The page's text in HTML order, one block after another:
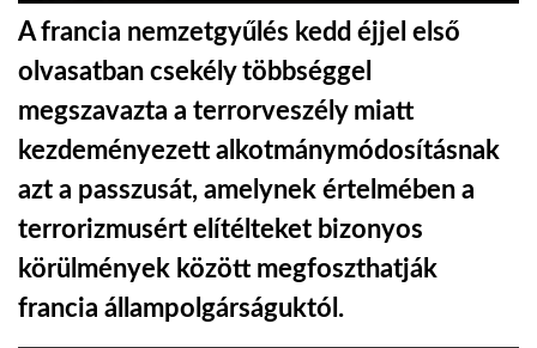
LINKTR.EE
GLOBOZSARU
DOBRAVERO.HU
LATIMO.HU
GLOBOBOOK
A francia nemzetgyűlés kedd éjjel első
olvasatban csekély többséggel
megszavazta a terrorveszély miatt
kezdeményezett alkotmánymódosításnak
azt a passzusát, amelynek értelmében a
terrorizmusért elítélteket bizonyos
körülmények között megfoszthatják
francia állampolgárságuktól.